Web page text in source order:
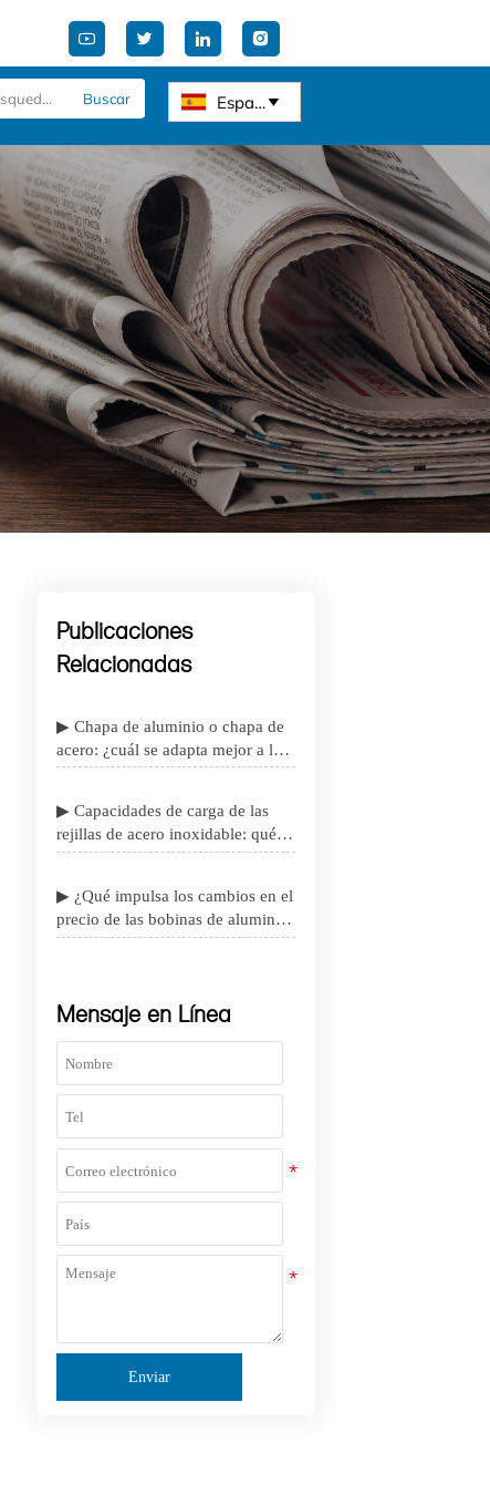
   
Buscar Español
Publicaciones
Relacionadas
▶ Chapa de aluminio o chapa de
acero: ¿cuál se adapta mejor a los
proyectos sensibles al peso?
▶ Capacidades de carga de las
rejillas de acero inoxidable: qué
importa antes de la especificación
▶ ¿Qué impulsa los cambios en el
precio de las bobinas de aluminio
en los contratos de suministro
Mensaje en Línea
Enviar